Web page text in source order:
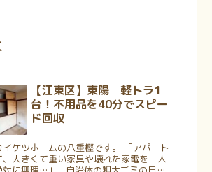
【江東区】東陽 軽トラ1
台！不用品を40分でスピー
ド回収
イケツホームの八重樫です。 「アパート
大きくて重い家具や壊れた家電を一人